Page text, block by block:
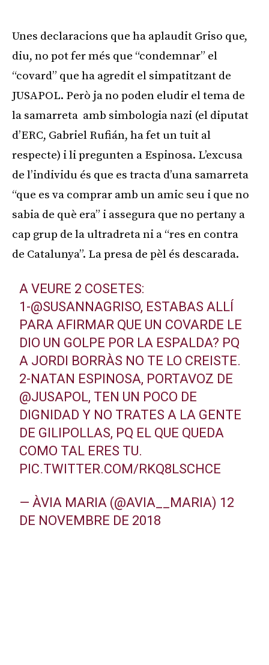
Unes declaracions que ha aplaudit Griso que,
diu, no pot fer més que “condemnar” el
“covard” que ha agredit el simpatitzant de
JUSAPOL. Però ja no poden eludir el tema de
la samarreta amb simbologia nazi (el diputat
d’ERC, Gabriel Rufián, ha fet un tuit al
respecte) i li pregunten a Espinosa. L’excusa
de l’individu és que es tracta d’una samarreta
“que es va comprar amb un amic seu i que no
sabia de què era” i assegura que no pertany a
cap grup de la ultradreta ni a “res en contra
de Catalunya”. La presa de pèl és descarada.
A VEURE 2 COSETES:
1-@SUSANNAGRISO, ESTABAS ALLÍ
PARA AFIRMAR QUE UN COVARDE LE
DIO UN GOLPE POR LA ESPALDA? PQ
A JORDI BORRÀS NO TE LO CREISTE.
2-NATAN ESPINOSA, PORTAVOZ DE
@JUSAPOL, TEN UN POCO DE
DIGNIDAD Y NO TRATES A LA GENTE
DE GILIPOLLAS, PQ EL QUE QUEDA
COMO TAL ERES TU.
PIC.TWITTER.COM/RKQ8LSCHCE
— ÀVIA MARIA (@AVIA__MARIA) 12
DE NOVEMBRE DE 2018